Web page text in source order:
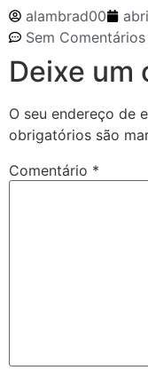
alambrad00
Sem Comentários
Deixe um
O seu endereço de
obrigatórios são
Comentário *